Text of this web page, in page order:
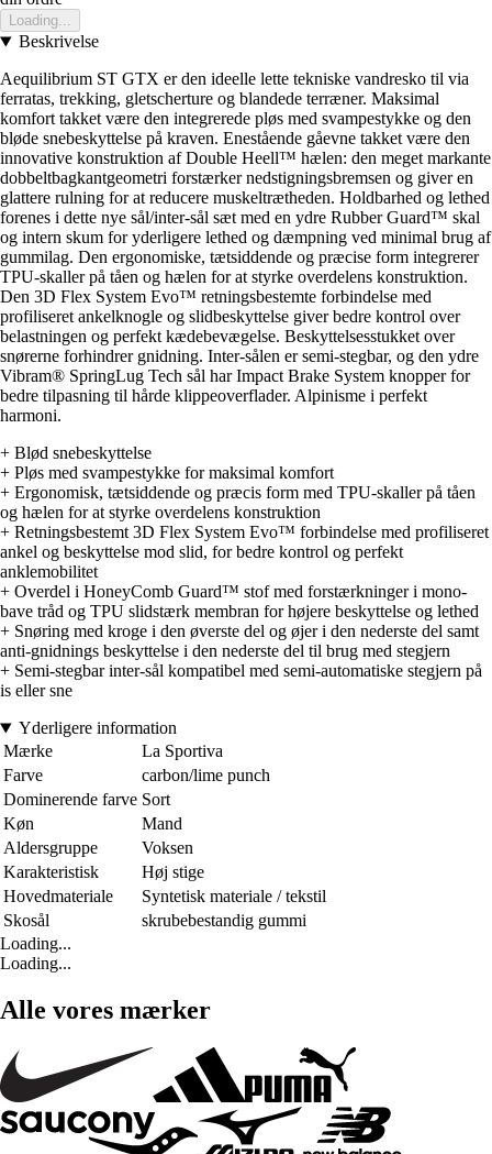
Loading...
Beskrivelse
Aequilibrium ST GTX er den ideelle lette tekniske vandresko til via
ferratas, trekking, gletscherture og blandede terræner. Maksimal
komfort takket være den integrerede pløs med svampestykke og den
bløde snebeskyttelse på kraven. Enestående gåevne takket være den
innovative konstruktion af Double Heell™ hælen: den meget markante
dobbeltbagkantgeometri forstærker nedstigningsbremsen og giver en
glattere rulning for at reducere muskeltrætheden. Holdbarhed og lethed
forenes i dette nye sål/inter-sål sæt med en ydre Rubber Guard™ skal
og intern skum for yderligere lethed og dæmpning ved minimal brug af
gummilag. Den ergonomiske, tætsiddende og præcise form integrerer
TPU-skaller på tåen og hælen for at styrke overdelens konstruktion.
Den 3D Flex System Evo™ retningsbestemte forbindelse med
profiliseret ankelknogle og slidbeskyttelse giver bedre kontrol over
belastningen og perfekt kædebevægelse. Beskyttelsesstukket over
snørerne forhindrer gnidning. Inter-sålen er semi-stegbar, og den ydre
Vibram® SpringLug Tech sål har Impact Brake System knopper for
bedre tilpasning til hårde klippeoverflader. Alpinisme i perfekt
harmoni.
+ Blød snebeskyttelse
+ Pløs med svampestykke for maksimal komfort
+ Ergonomisk, tætsiddende og præcis form med TPU-skaller på tåen
og hælen for at styrke overdelens konstruktion
+ Retningsbestemt 3D Flex System Evo™ forbindelse med profiliseret
ankel og beskyttelse mod slid, for bedre kontrol og perfekt
anklemobilitet
+ Overdel i HoneyComb Guard™ stof med forstærkninger i mono-
bave tråd og TPU slidstærk membran for højere beskyttelse og lethed
+ Snøring med kroge i den øverste del og øjer i den nederste del samt
anti-gnidnings beskyttelse i den nederste del til brug med stegjern
+ Semi-stegbar inter-sål kompatibel med semi-automatiske stegjern på
is eller sne
Yderligere information
Mærke
La Sportiva
Farve
carbon/lime punch
Dominerende farve Sort
Køn
Mand
Aldersgruppe
Voksen
Karakteristisk
Høj stige
Hovedmateriale
Syntetisk materiale / tekstil
Skosål
skrubebestandig gummi
Loading...
Loading...
Alle vores mærker